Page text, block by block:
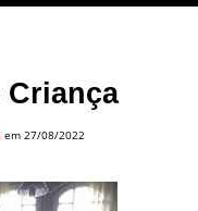
em 27/08/2022